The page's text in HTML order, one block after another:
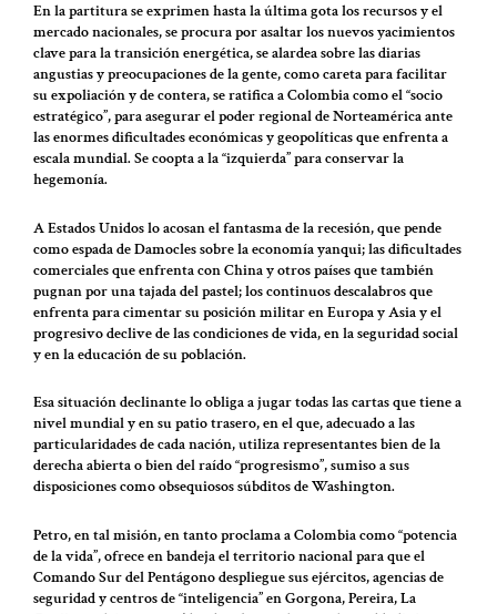
En la partitura se exprimen hasta la última gota los recursos y el
mercado nacionales, se procura por asaltar los nuevos yacimientos
clave para la transición energética, se alardea sobre las diarias
angustias y preocupaciones de la gente, como careta para facilitar
su expoliación y de contera, se ratifica a Colombia como el “socio
estratégico”, para asegurar el poder regional de Norteamérica ante
las enormes dificultades económicas y geopolíticas que enfrenta a
escala mundial. Se coopta a la “izquierda” para conservar la
hegemonía.
A Estados Unidos lo acosan el fantasma de la recesión, que pende
como espada de Damocles sobre la economía yanqui; las dificultades
comerciales que enfrenta con China y otros países que también
pugnan por una tajada del pastel; los continuos descalabros que
enfrenta para cimentar su posición militar en Europa y Asia y el
progresivo declive de las condiciones de vida, en la seguridad social
y en la educación de su población.
Esa situación declinante lo obliga a jugar todas las cartas que tiene a
nivel mundial y en su patio trasero, en el que, adecuado a las
particularidades de cada nación, utiliza representantes bien de la
derecha abierta o bien del raído “progresismo”, sumiso a sus
disposiciones como obsequiosos súbditos de Washington.
Petro, en tal misión, en tanto proclama a Colombia como “potencia
de la vida”, ofrece en bandeja el territorio nacional para que el
Comando Sur del Pentágono despliegue sus ejércitos, agencias de
seguridad y centros de “inteligencia” en Gorgona, Pereira, La